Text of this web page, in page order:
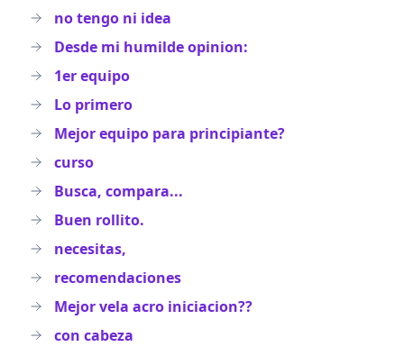
no tengo ni idea
Desde mi humilde opinion:
1er equipo
Lo primero
Mejor equipo para principiante?
curso
Busca, compara...
Buen rollito.
necesitas,
recomendaciones
Mejor vela acro iniciacion??
con cabeza